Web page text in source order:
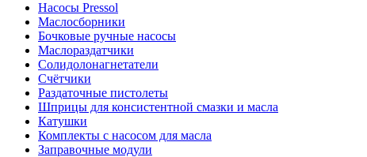
Насосы Pressol
Маслосборники
Бочковые ручные насосы
Маслораздатчики
Солидолонагнетатели
Счётчики
Раздаточные пистолеты
Шприцы для консистентной смазки и масла
Катушки
Комплекты с насосом для масла
Заправочные модули